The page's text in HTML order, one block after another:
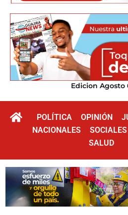
Edicion Agosto
POLÍTICA OPINIÓN
NACIONALES
SALUD